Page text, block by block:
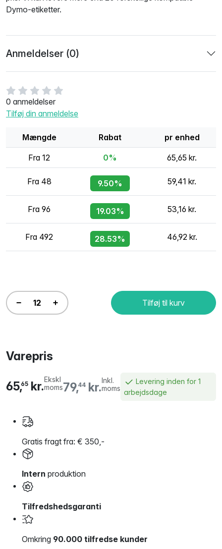
0 anmeldelser
Tilføj din anmeldelse
Mængde Rabat pr enhed
Fra 12 0% 65,65 kr.
Fra 48 9.50% 59,41 kr.
Fra 96 19.03% 53,16 kr.
Fra 492 28.53% 46,92 kr.
Tilføj til kurv
Varepris
79,44kr.Inkl.
moms
65,65 kr.Ekskl
moms
Levering inden for 1
arbejdsdage
Gratis fragt fra: € 350,-
Intern produktion
Tilfredshedsgaranti
Omkring 90.000 tilfredse kunder
Dymo-etiketter.
Anmeldelser (0)